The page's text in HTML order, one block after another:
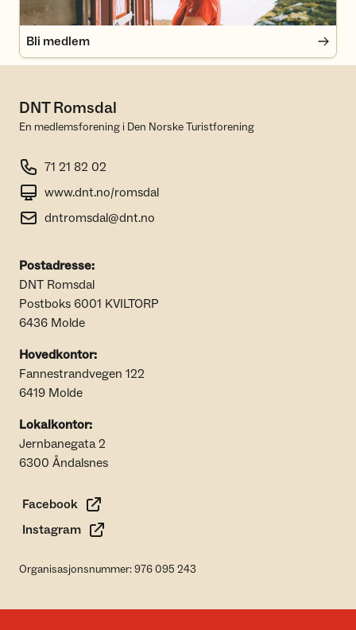
Bli medlem
DNT Romsdal
En medlemsforening i Den Norske Turistforening
71 21 82 02
www.dnt.no/romsdal
dntromsdal@dnt.no
Postadresse:
DNT Romsdal
Postboks 6001 KVILTORP
6436 Molde
Hovedkontor:
Fannestrandvegen 122
6419 Molde
Lokalkontor:
Jernbanegata 2
6300 Åndalsnes
Facebook
Instagram
Organisasjonsnummer: 976 095 243